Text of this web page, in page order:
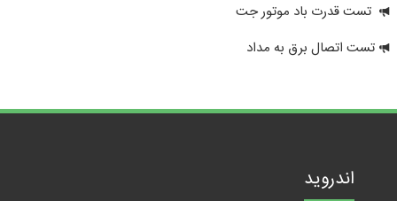
تست قدرت باد موتور جت
تست اتصال برق به مداد
اندروید